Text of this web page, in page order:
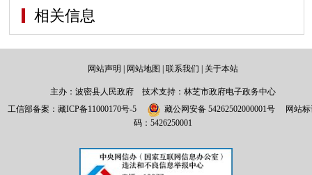
相关信息
网站声明 网站地图 联系我们 关于本站
主办：波密县人民政府 技术支持：林芝市政府电子政务中心
工信部备案： 藏ICP备11000170号-5 藏公网安备 54262502000001号
网站
码：5426250001